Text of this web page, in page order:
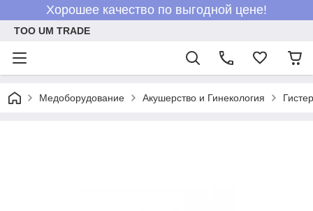
Хорошее качество по выгодной цене!
ТОО UM TRADE
Медоборудование Акушерство и Гинекология